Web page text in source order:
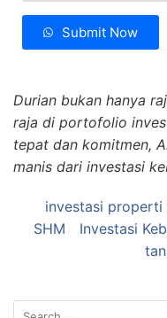
Submit Now
Durian bukan hanya
raja di portofolio
tepat dan komitmen,
manis dari investasi
investasi properti
SHM
Investasi
Search